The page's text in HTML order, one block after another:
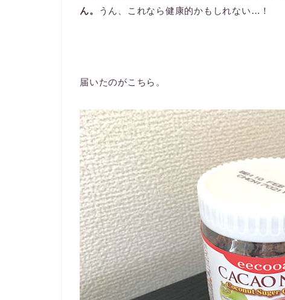
ん。
うん、これなら健康的かもしれない…！
届いたのがこちら。